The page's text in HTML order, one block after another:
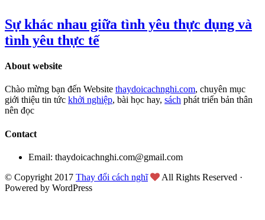
Sự khác nhau giữa tình yêu thực dụng và
tình yêu thực tế
About website
Chào mừng bạn đến Website thaydoicachnghi.com, chuyên mục
giới thiệu tin tức khởi nghiệp, bài học hay, sách phát triển bản thân
nên đọc
Contact
Email: thaydoicachnghi.com@gmail.com
© Copyright 2017 Thay đổi cách nghĩ
All Rights Reserved ·
Powered by WordPress